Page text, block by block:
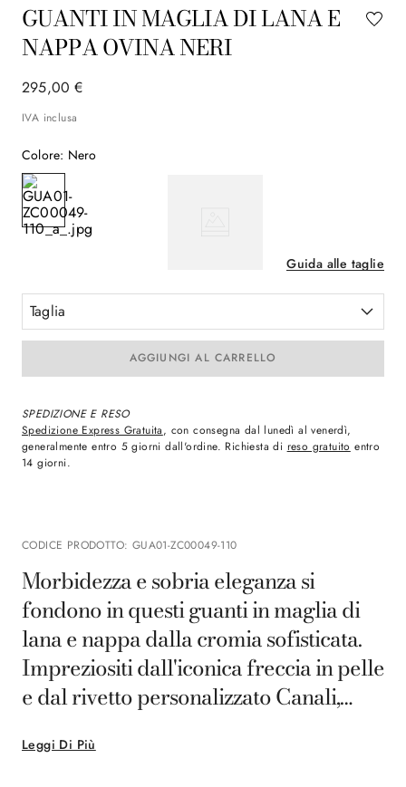
GUANTI IN MAGLIA DI LANA E
NAPPA OVINA NERI
295,00 €
IVA inclusa
Colore: Nero
Guida alle taglie
Taglia
AGGIUNGI AL CARRELLO
SPEDIZIONE E RESO
Spedizione Express Gratuita, con consegna dal lunedì al venerdì,
generalmente entro 5 giorni dall'ordine. Richiesta di reso gratuito entro
14 giorni.
CODICE PRODOTTO: GUA01-ZC00049-110
Leggi Di Più
Morbidezza e sobria eleganza si
fondono in questi guanti in maglia di
lana e nappa dalla cromia sofisticata.
Impreziositi dall'iconica freccia in pelle
e dal rivetto personalizzato Canali,
Made in Italy del marchio.